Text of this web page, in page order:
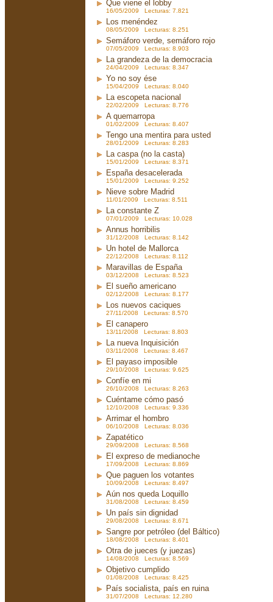
Que viene el lobby
16/05/2009 Lecturas: 7.821
Los menéndez
08/05/2009 Lecturas: 8.251
Semáforo verde, semáforo rojo
07/05/2009 Lecturas: 8.903
La grandeza de la democracia
24/04/2009 Lecturas: 8.347
Yo no soy ése
15/04/2009 Lecturas: 8.040
La escopeta nacional
22/02/2009 Lecturas: 8.776
A quemarropa
01/02/2009 Lecturas: 8.407
Tengo una mentira para usted
28/01/2009 Lecturas: 8.283
La caspa (no la casta)
15/01/2009 Lecturas: 8.371
España desacelerada
15/01/2009 Lecturas: 9.252
Nieve sobre Madrid
11/01/2009 Lecturas: 8.511
La constante Z
07/01/2009 Lecturas: 10.028
Annus horribilis
31/12/2008 Lecturas: 8.142
Un hotel de Mallorca
22/12/2008 Lecturas: 8.112
Maravillas de España
03/12/2008 Lecturas: 8.523
El sueño americano
02/12/2008 Lecturas: 8.177
Los nuevos caciques
27/11/2008 Lecturas: 8.570
El canapero
13/11/2008 Lecturas: 8.803
La nueva Inquisición
03/11/2008 Lecturas: 8.467
El payaso imposible
29/10/2008 Lecturas: 9.625
Confíe en mi
26/10/2008 Lecturas: 8.263
Cuéntame cómo pasó
12/10/2008 Lecturas: 9.336
Arrimar el hombro
06/10/2008 Lecturas: 8.036
Zapatético
29/09/2008 Lecturas: 8.568
El expreso de medianoche
17/09/2008 Lecturas: 8.869
Que paguen los votantes
10/09/2008 Lecturas: 8.497
Aún nos queda Loquillo
31/08/2008 Lecturas: 8.459
Un país sin dignidad
29/08/2008 Lecturas: 8.671
Sangre por petróleo (del Báltico)
18/08/2008 Lecturas: 8.401
Otra de jueces (y juezas)
14/08/2008 Lecturas: 8.569
Objetivo cumplido
01/08/2008 Lecturas: 8.425
País socialista, país en ruina
31/07/2008 Lecturas: 12.280